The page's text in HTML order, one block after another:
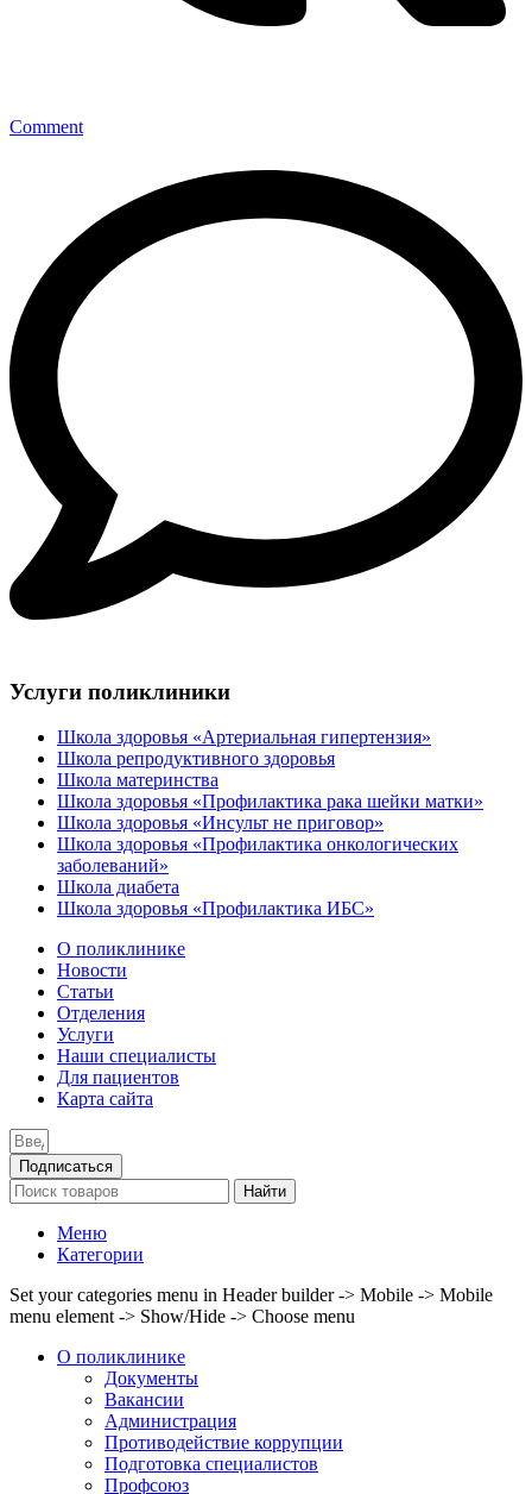
Comment
Услуги поликлиники
Школа здоровья «Артериальная гипертензия»
Школа репродуктивного здоровья
Школа материнства
Школа здоровья «Профилактика рака шейки матки»
Школа здоровья «Инсульт не приговор»
Школа здоровья «Профилактика онкологических
заболеваний»
Школа диабета
Школа здоровья «Профилактика ИБС»
О поликлинике
Новости
Статьи
Отделения
Услуги
Наши специалисты
Для пациентов
Карта сайта
Подписаться
Найти
Меню
Категории
Set your categories menu in Header builder -> Mobile -> Mobile
menu element -> Show/Hide -> Choose menu
О поликлинике
Документы
Вакансии
Администрация
Противодействие коррупции
Подготовка специалистов
Профсоюз